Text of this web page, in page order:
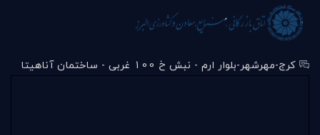
کرج-مهرشهر-بلوار ارم - نبش خ 100 غربی - ساختمان آناهیتا